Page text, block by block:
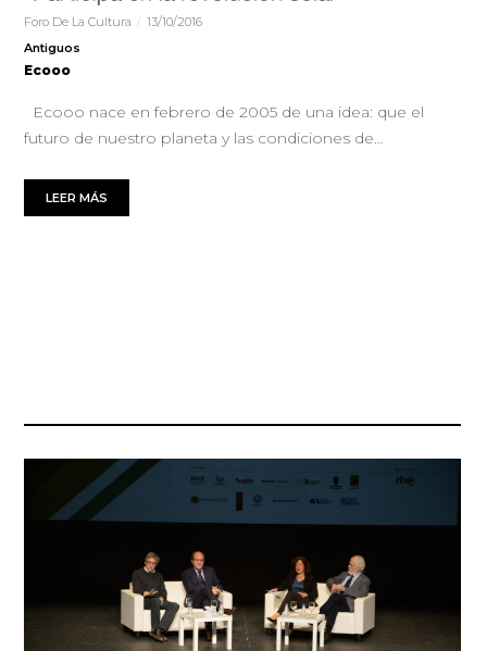
Foro De La Cultura
13/10/2016
Antiguos
Ecooo
Ecooo nace en febrero de 2005 de una idea: que el
futuro de nuestro planeta y las condiciones de…
LEER MÁS